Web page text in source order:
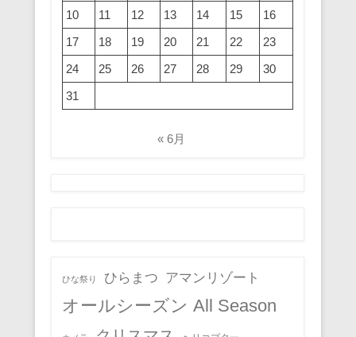
10
11 12 13 14 15
16
17
18 19 20 21 22
23
24
25 26 27 28 29
30
31
« 6月
ひな祭り ひらまつ アマンリゾート
オールシーズン All Season